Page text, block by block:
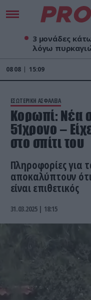
3 μονάδες
λόγω
08 08 15:09
ΕΣΩΤΕΡΙΚΗ ΑΣΦΑΛΕΙΑ
Κορωπί: Νέα
51χρονο –
στο σπίτι του
Πληροφορίες για
αποκαλύπτουν
είναι επιθετικός
31.03.2025 | 18:15